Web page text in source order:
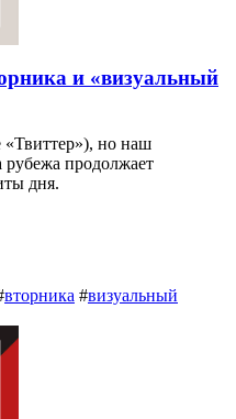
и «визуальный
но наш
рубежа продолжает
дня.
вторника #визуальный